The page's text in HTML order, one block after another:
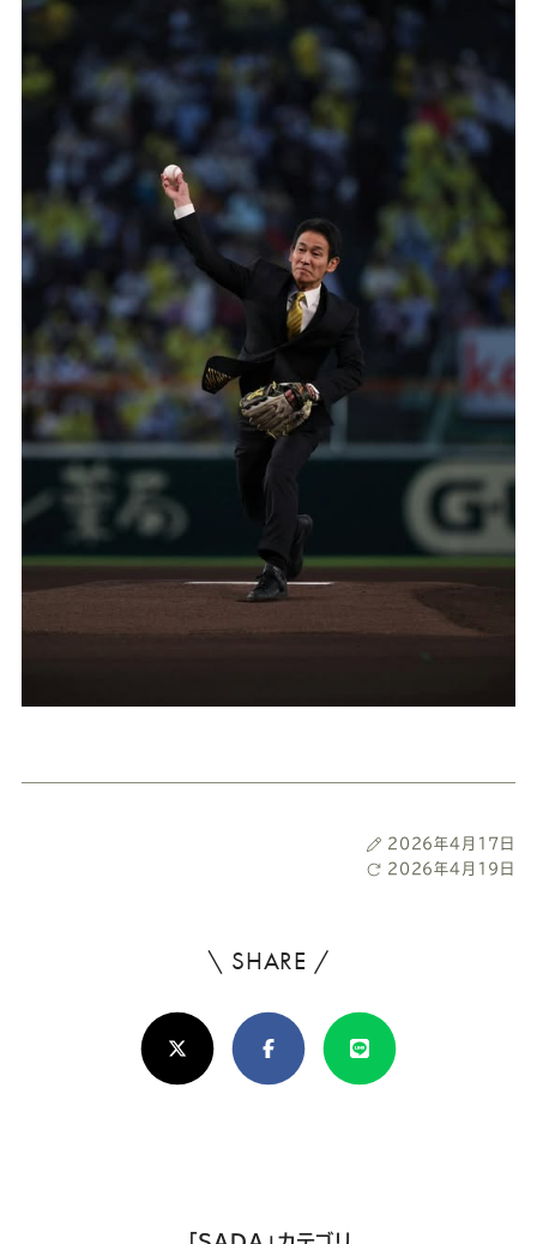
SADA
の
公
式
Youtube
SADA
の
公
式
Facebook
SADA
の
公
式
Twitter
SADA
の
公
式
Instagram
SADA
の
公
式
LINE
投
稿
2026年4月17日
最
2026年4月19日
\ SHARE /
ろ
し
け
シ
X(Twitter)FacebookLine